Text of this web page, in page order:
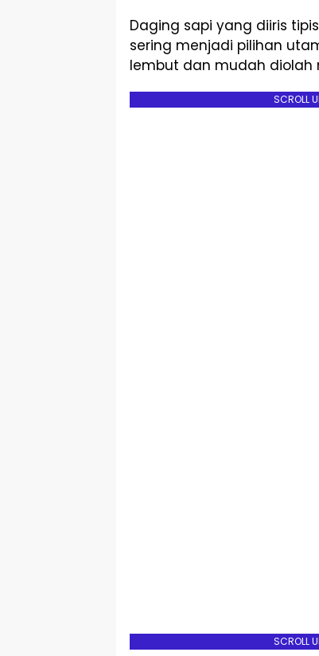
Daging sapi yang diiris
sering menjadi pilihan
lembut dan mudah diolah
SCROLL
SCROLL